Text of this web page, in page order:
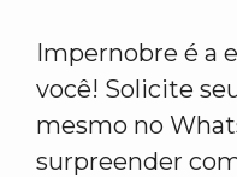
Impernobre é a
você! Solicite
mesmo no
surpreender